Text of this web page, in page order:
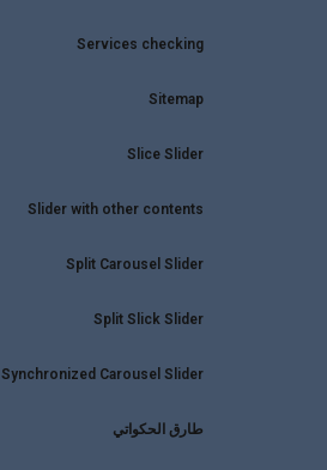
Services checking
Sitemap
Slice Slider
Slider with other contents
Split Carousel Slider
Split Slick Slider
Synchronized Carousel Slider
طارق الحكواتي